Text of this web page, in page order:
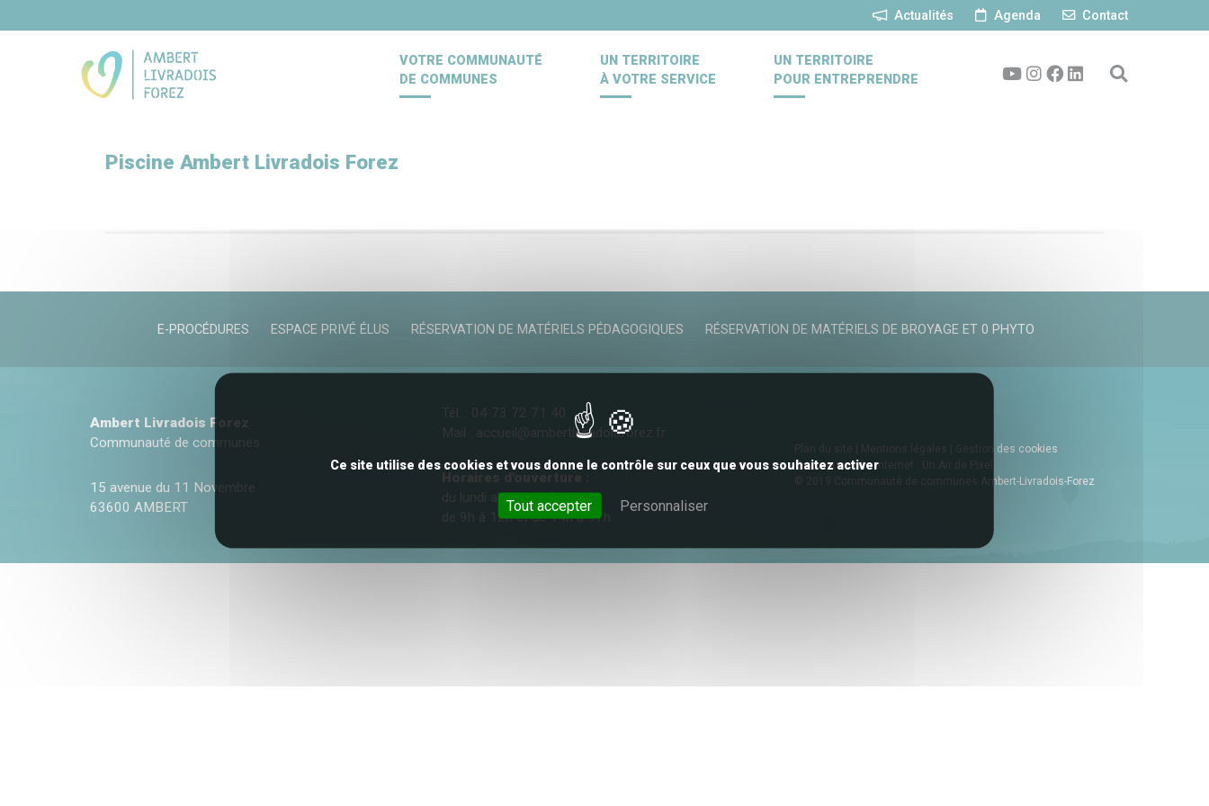
Actualités Agenda Contact
VOTRE COMMUNAUTÉ
DE COMMUNES
UN TERRITOIRE
À VOTRE SERVICE
UN TERRITOIRE
POUR ENTREPRENDRE
Piscine Ambert Livradois Forez
E-PROCÉDURES ESPACE PRIVÉ ÉLUS RÉSERVATION DE MATÉRIELS PÉDAGOGIQUES RÉSERVATION DE MATÉRIELS DE BROYAGE ET 0 PHYTO
Ambert Livradois Forez
Communauté de communes
15 avenue du 11 Novembre
63600 AMBERT
Tél. : 04 73 72 71 40
Mail : accueil@ambertlivradoisforez.fr
Horaires d'ouverture :
du lundi au vendredi
de 9h à 12h et de 14h à 17h
Plan du site Mentions légales
Gestion des cookies
Conception site internet : Un Air de Pixel
© 2019 Communauté de communes Ambert-Livradois-Forez
Ce site utilise des cookies et vous donne le contrôle sur ceux que vous souhaitez activer
Tout accepter Personnaliser